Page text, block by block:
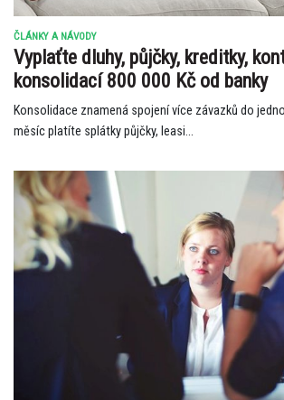
ČLÁNKY A NÁVODY
Vyplaťte dluhy, půjčky, kreditky,
konsolidací 800 000 Kč od banky
Konsolidace znamená spojení více závazků do
měsíc platíte splátky půjčky, leasi...